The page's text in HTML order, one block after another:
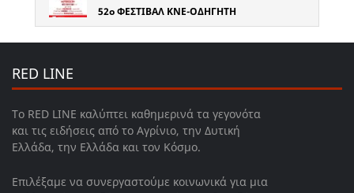
52o ΦΕΣΤΙΒΑΛ ΚΝΕ-ΟΔΗΓΗΤΗ
RED LINE
Το RED LINE καλύπτει καθημερινά τα γεγονότα
και τις ειδήσεις από το Αγρίνιο, την Δυτική
Ελλάδα, την Ελλάδα και τον Κόσμο.
Επιλέξαμε να συνεργαστούμε κοινωνικά για μια